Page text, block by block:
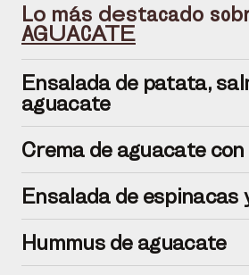
Lo más destacado
AGUACATE
Ensalada de patata,
aguacate
Crema de aguacate
Ensalada de espinacas
Hummus de aguacate